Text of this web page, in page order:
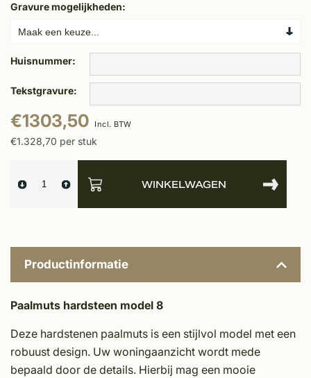
Gravure mogelijkheden:
Huisnummer:
Tekstgravure:
€1303,50 Incl. BTW
€1.328,70 per stuk
WINKELWAGEN
Productinformatie
Paalmuts hardsteen model 8
Deze hardstenen paalmuts is een stijlvol model met een
robuust design. Uw woningaanzicht wordt mede
bepaald door de details. Hierbij mag een mooie